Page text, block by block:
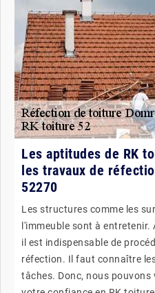
Les aptitudes de RK
les travaux de
52270
Les structures comme les
l'immeuble sont à
il est indispensable de
réfection. Il faut connaître
tâches. Donc, nous pouvons